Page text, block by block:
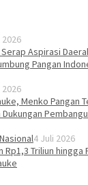
2026
Aspirasi
Pangan
2026
Menko Pangan
Nasional4 Juli 2026
Rp1,3 Triliun hingga